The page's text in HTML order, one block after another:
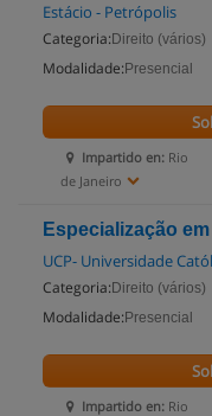
Estácio - Petrópolis
Categoria: Direito (vários)
Modalidade: Presencial
Impartido en: Rio
de Janeiro
Especialização
UCP- Universidade
Categoria: Direito (vários)
Modalidade: Presencial
Impartido en: Rio